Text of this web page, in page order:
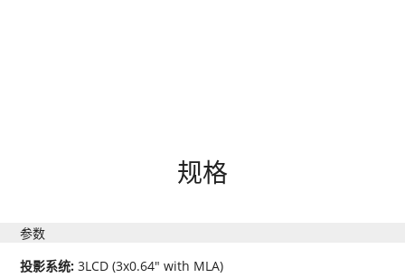
规格
参数
投影系统:3LCD (3x0.64" with MLA)